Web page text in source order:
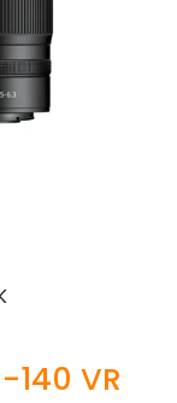
140 VR